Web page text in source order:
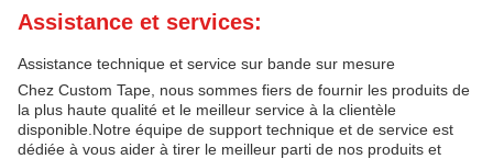
Assistance et services:
Assistance technique et service sur bande sur mesure
Chez Custom Tape, nous sommes fiers de fournir les produits de
la plus haute qualité et le meilleur service à la clientèle
disponible.Notre équipe de support technique et de service est
dédiée à vous aider à tirer le meilleur parti de nos produits et